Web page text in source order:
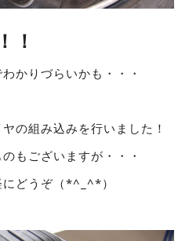
！
かりづらいかも・・・
の組み込みを行いました！
もございますが・・・
どうぞ（*^_^*）